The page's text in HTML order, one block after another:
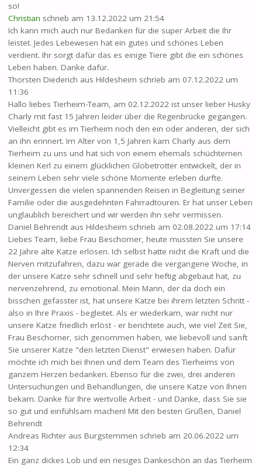
so!
Christian schrieb am 13.12.2022 um 21:54
Ich kann mich auch nur Bedanken für die super Arbeit die Ihr
leistet. Jedes Lebewesen hat ein gutes und schönes Leben
verdient. Ihr sorgt dafür das es einige Tiere gibt die ein schönes
Leben haben. Danke dafür.
Thorsten Diederich aus Hildesheim schrieb am 07.12.2022 um
11:36
Hallo liebes Tierheim-Team, am 02.12.2022 ist unser lieber Husky
Charly mit fast 15 Jahren leider über die Regenbrücke gegangen.
Vielleicht gibt es im Tierheim noch den ein oder anderen, der sich
an ihn erinnert. Im Alter von 1,5 Jahren kam Charly aus dem
Tierheim zu uns und hat sich von einem ehemals schüchternen
kleinen Kerl zu einem glücklichen Globetrotter entwickelt, der in
seinem Leben sehr viele schöne Momente erleben durfte.
Unvergessen die vielen spannenden Reisen in Begleitung seiner
Familie oder die ausgedehnten Fahrradtouren. Er hat unser Leben
unglaublich bereichert und wir werden ihn sehr vermissen.
Daniel Behrendt aus Hildesheim schrieb am 02.08.2022 um 17:14
Liebes Team, liebe Frau Beschorner, heute mussten Sie unsere
22 Jahre alte Katze erlösen. Ich selbst hatte nicht die Kraft und die
Nerven mitzufahren, dazu war gerade die vergangene Woche, in
der unsere Katze sehr schnell und sehr heftig abgebaut hat, zu
nervenzehrend, zu emotional. Mein Mann, der da doch ein
bisschen gefasster ist, hat unsere Katze bei ihrem letzten Schritt -
also in Ihre Praxis - begleitet. Als er wiederkam, war nicht nur
unsere Katze friedlich erlöst - er berichtete auch, wie viel Zeit Sie,
Frau Beschorner, sich genommen haben, wie liebevoll und sanft
Sie unserer Katze "den letzten Dienst" erwiesen haben. Dafür
möchte ich mich bei Ihnen und dem Team des Tierheims von
ganzem Herzen bedanken. Ebenso für die zwei, drei anderen
Untersuchungen und Behandlungen, die unsere Katze von Ihnen
bekam. Danke für Ihre wertvolle Arbeit - und Danke, dass Sie sie
so gut und einfühlsam machen! Mit den besten Grüßen, Daniel
Behrendt
Andreas Richter aus Burgstemmen schrieb am 20.06.2022 um
12:34
Ein ganz dickes Lob und ein riesiges Dankeschön an das Tierheim